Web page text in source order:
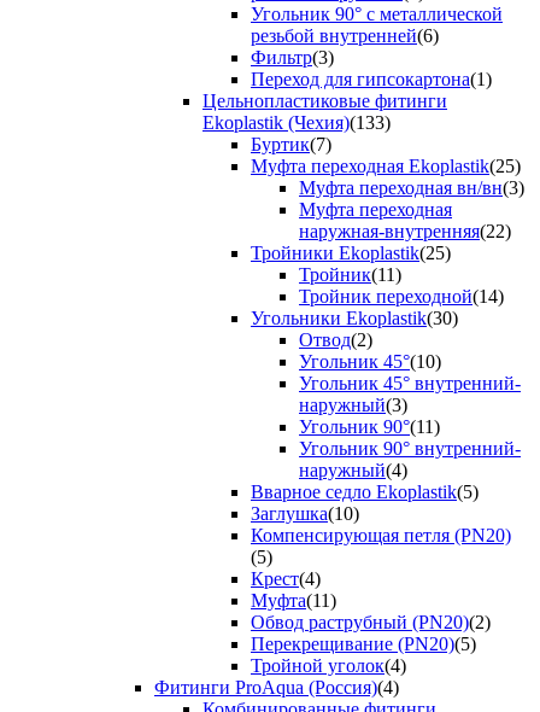
Угольник 90° с металлической
резьбой внутренней(6)
Фильтр(3)
Переход для гипсокартона(1)
Цельнопластиковые фитинги
Ekoplastik (Чехия)(133)
Буртик(7)
Муфта переходная Ekoplastik(25)
Муфта переходная вн/вн(3)
Муфта переходная
наружная-внутренняя(22)
Тройники Ekoplastik(25)
Тройник(11)
Тройник переходной(14)
Угольники Ekoplastik(30)
Отвод(2)
Угольник 45°(10)
Угольник 45° внутренний-
наружный(3)
Угольник 90°(11)
Угольник 90° внутренний-
наружный(4)
Вварное седло Ekoplastik(5)
Заглушка(10)
Компенсирующая петля (PN20)
(5)
Крест(4)
Муфта(11)
Обвод раструбный (PN20)(2)
Перекрещивание (PN20)(5)
Тройной уголок(4)
Фитинги ProAqua (Россия)(4)